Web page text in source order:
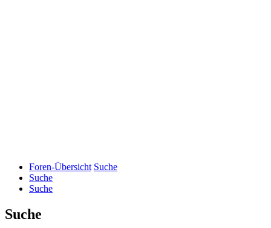
Foren-Übersicht Suche
Suche
Suche
Suche